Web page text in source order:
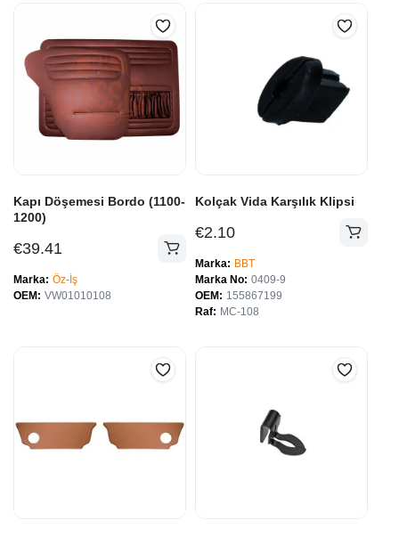
Kapı Döşemesi Bordo (1100-
1200)
€39.41
Marka Öz-İş
OEM
VW01010108
Kolçak Vida Karşılık Klipsi
€2.10
Marka
BBT
Marka No 0409-9
OEM
155867199
Raf
MC-108